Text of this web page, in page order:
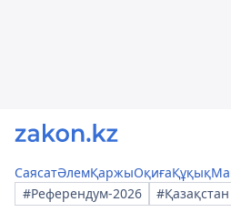
СаясатӘлемҚаржыОқиғаҚұқық
#Референдум-2026